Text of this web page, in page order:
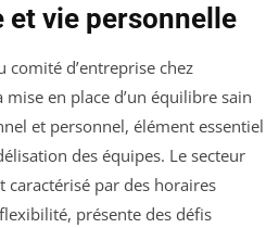
vie personnelle
comité d’entreprise chez
en place d’un équilibre sain
et personnel, élément essentiel
des équipes. Le secteur
caractérisé par des horaires
présente des défis